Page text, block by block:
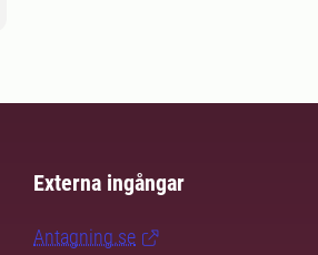
Externa ingångar
Antagning.se